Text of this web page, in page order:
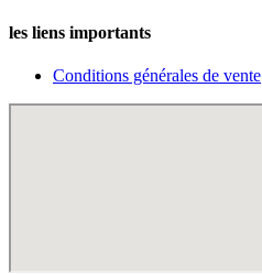
les liens importants
Conditions générales de vente